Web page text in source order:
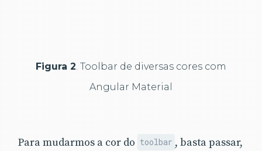
Figura 2 . Toolbar de diversas cores com
Angular Material
Para mudarmos a cor do toolbar , basta passar,